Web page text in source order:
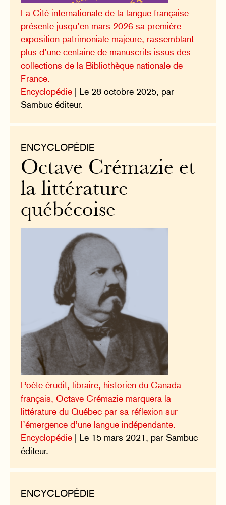
La Cité internationale de la langue française
présente jusqu’en mars 2026 sa première
exposition patrimoniale majeure, rassemblant
plus d’une centaine de manuscrits issus des
collections de la Bibliothèque nationale de
France.
Encyclopédie | Le 28 octobre 2025, par
Sambuc éditeur.
ENCYCLOPÉDIE
Octave Crémazie et
la littérature
québécoise
Poète érudit, libraire, historien du Canada
français, Octave Crémazie marquera la
littérature du Québec par sa réflexion sur
l’émergence d’une langue indépendante.
Encyclopédie | Le 15 mars 2021, par Sambuc
éditeur.
ENCYCLOPÉDIE